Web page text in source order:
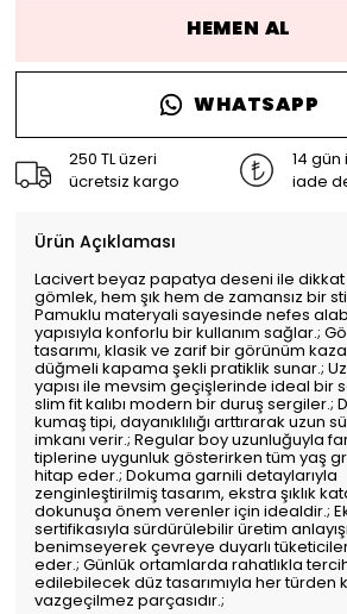
HEMEN AL
WHATSAPP
250 TL üzeri
ücretsiz kargo
14
iade
Ürün Açıklaması
Lacivert beyaz papatya deseni ile
gömlek, hem şık hem de zamansız bir
Pamuklu materyali sayesinde nefes
yapısıyla konforlu bir kullanım sağlar.;
tasarımı, klasik ve zarif bir görünüm
düğmeli kapama şekli pratiklik sunar.;
yapısı ile mevsim geçişlerinde ideal bir
slim fit kalıbı modern bir duruş sergiler.;
kumaş tipi, dayanıklılığı arttırarak uzun
imkanı verir.; Regular boy uzunluğuyla
tiplerine uygunluk gösterirken tüm yaş
hitap eder.; Dokuma garnili detaylarıyla
zenginleştirilmiş tasarım, ekstra şıklık
dokunuşa önem verenler için idealdir.;
sertifikasıyla sürdürülebilir üretim
benimseyerek çevreye duyarlı
eder.; Günlük ortamlarda rahatlıkla
edilebilecek düz tasarımıyla her türden
vazgeçilmez parçasıdır.;